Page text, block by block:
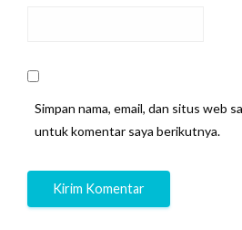
Simpan nama, email, dan situs web
untuk komentar saya berikutnya.